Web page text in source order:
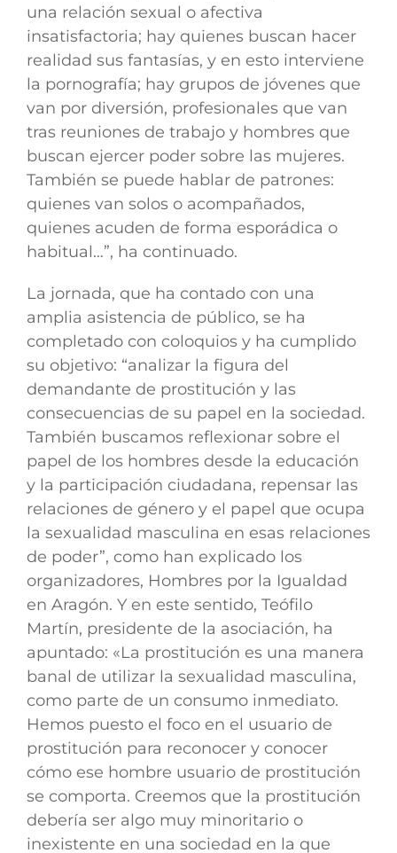
una relación sexual o afectiva
insatisfactoria; hay quienes buscan hacer
realidad sus fantasías, y en esto interviene
la pornografía; hay grupos de jóvenes que
van por diversión, profesionales que van
tras reuniones de trabajo y hombres que
buscan ejercer poder sobre las mujeres.
También se puede hablar de patrones:
quienes van solos o acompañados,
quienes acuden de forma esporádica o
habitual…”, ha continuado.
La jornada, que ha contado con una
amplia asistencia de público, se ha
completado con coloquios y ha cumplido
su objetivo: “analizar la figura del
demandante de prostitución y las
consecuencias de su papel en la sociedad.
También buscamos reflexionar sobre el
papel de los hombres desde la educación
y la participación ciudadana, repensar las
relaciones de género y el papel que ocupa
la sexualidad masculina en esas relaciones
de poder”, como han explicado los
organizadores, Hombres por la Igualdad
en Aragón. Y en este sentido, Teófilo
Martín, presidente de la asociación, ha
apuntado: «La prostitución es una manera
banal de utilizar la sexualidad masculina,
como parte de un consumo inmediato.
Hemos puesto el foco en el usuario de
prostitución para reconocer y conocer
cómo ese hombre usuario de prostitución
se comporta. Creemos que la prostitución
debería ser algo muy minoritario o
inexistente en una sociedad en la que